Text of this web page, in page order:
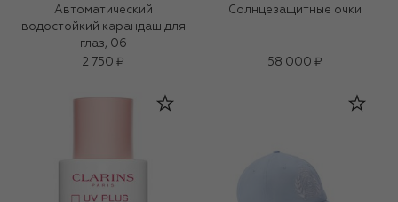
Автоматический
водостойкий карандаш для
глаз, 06
2 750 ₽
Солнцезащитные очки
58 000 ₽